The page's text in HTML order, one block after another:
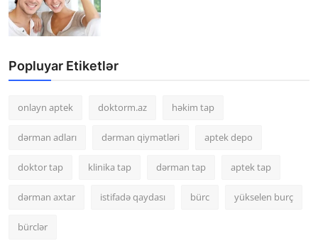
Popluyar Etiketlər
onlayn aptek doktorm.az həkim tap
dərman adları dərman qiymətləri aptek depo
doktor tap klinika tap dərman tap aptek tap
dərman axtar istifadə qaydası bürc yükselen burç
bürclər